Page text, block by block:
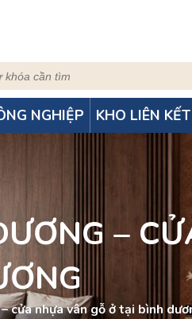
NGHIỆP KHO LIÊN KẾT
–
cửa nhựa vân gỗ ở tại bình